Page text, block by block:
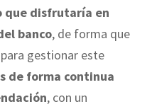
que disfrutaría en
banco, de forma que
gestionar este
de forma continua
, con un